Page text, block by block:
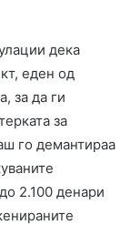
дека
еден од
за да ги
за
го демантираа
2.100 денари